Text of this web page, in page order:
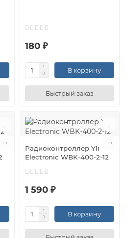
180 ₽
В корзину
Быстрый заказ
Радиоконтроллер Yli
Electronic WBK-400-2-12
1 590 ₽
В корзину